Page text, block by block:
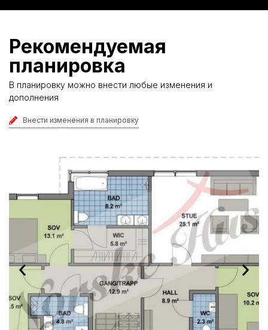
Рекомендуемая
планировка
В планировку можно внести любые изменения и
дополнения
Внести изменения в планировку